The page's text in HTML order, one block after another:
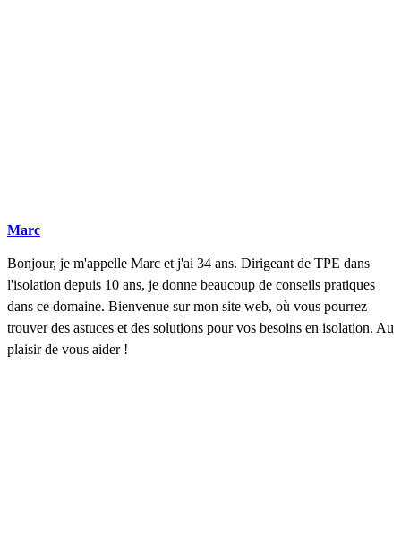
Marc
Bonjour, je m'appelle Marc et j'ai 34 ans. Dirigeant de TPE dans
l'isolation depuis 10 ans, je donne beaucoup de conseils pratiques
dans ce domaine. Bienvenue sur mon site web, où vous pourrez
trouver des astuces et des solutions pour vos besoins en isolation. Au
plaisir de vous aider !